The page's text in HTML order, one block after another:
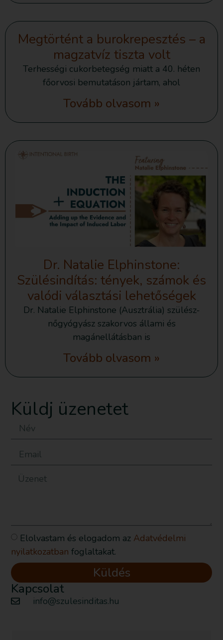
Megtörtént a burokrepesztés – a
magzatvíz tiszta volt
Terhességi cukorbetegség miatt a 40. héten
főorvosi bemutatáson jártam, ahol
Tovább olvasom »
Dr. Natalie Elphinstone:
Szülésindítás: tények, számok és
valódi választási lehetőségek
Dr. Natalie Elphinstone (Ausztrália) szülész-
nőgyógyász szakorvos állami és
magánellátásban is
Tovább olvasom »
Küldj üzenetet
Elolvastam és elogadom az Adatvédelmi
nyilatkozatban foglaltakat.
Küldés
Kapcsolat
info@szulesinditas.hu